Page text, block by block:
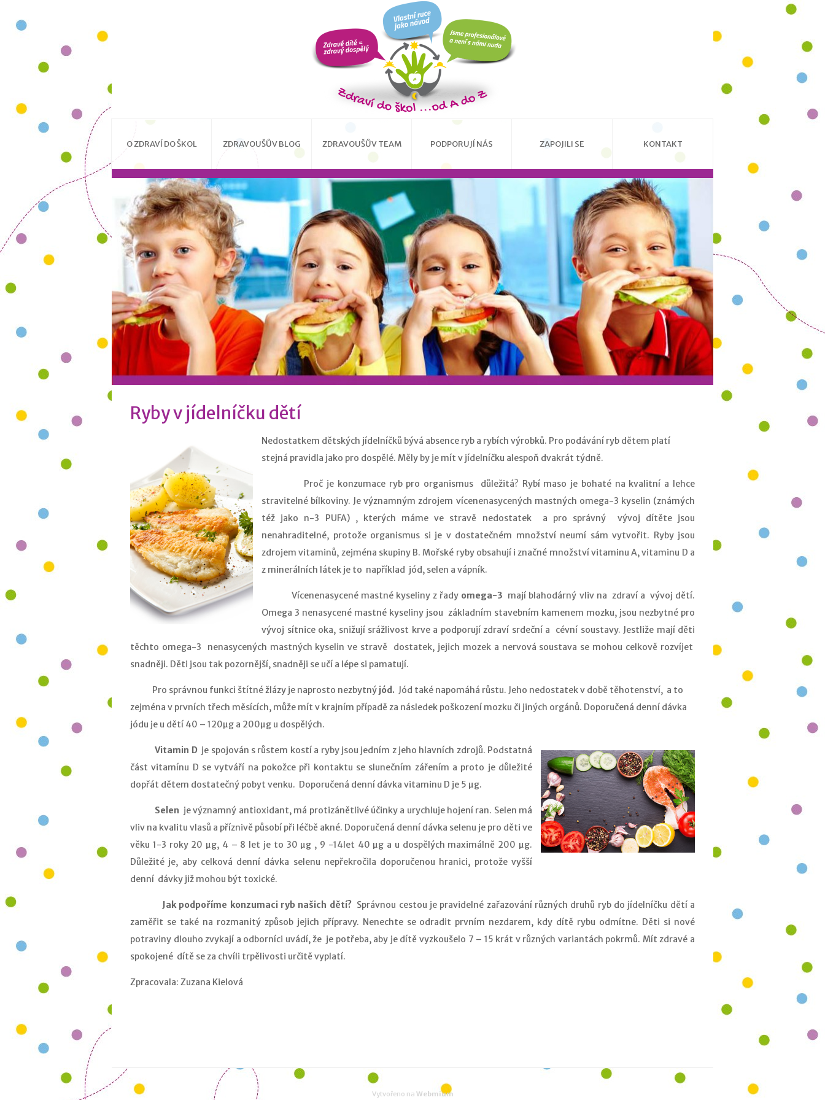
O ZDRAVÍ DO ŠKOL ZDRAVOUŠŮV BLOG ZDRAVOUŠŮV TEAM PODPORUJÍ NÁS ZAPOJILI SE KONTAKT
Ryby v jídelníčku dětí
Nedostatkem dětských jídelníčků bývá absence ryb a rybích výrobků. Pro podávání ryb dětem platí
stejná pravidla jako pro dospělé. Měly by je mít v jídelníčku alespoň dvakrát týdně.
Proč je konzumace ryb pro organismus důležitá? Rybí maso je bohaté na kvalitní a lehce
stravitelné bílkoviny. Je významným zdrojem vícenenasycených mastných omega-3 kyselin (známých
též jako n-3 PUFA) , kterých máme ve stravě nedostatek a pro správný vývoj dítěte jsou
nenahraditelné, protože organismus si je v dostatečném množství neumí sám vytvořit. Ryby jsou
zdrojem vitaminů, zejména skupiny B. Mořské ryby obsahují i značné množství vitaminu A, vitaminu D a
z minerálních látek je to například jód, selen a vápník.
Vícenenasycené mastné kyseliny z řady omega-3 mají blahodárný vliv na zdraví a vývoj dětí.
Omega 3 nenasycené mastné kyseliny jsou základním stavebním kamenem mozku, jsou nezbytné pro
vývoj sítnice oka, snižují srážlivost krve a podporují zdraví srdeční a cévní soustavy. Jestliže mají děti
těchto omega-3 nenasycených mastných kyselin ve stravě dostatek, jejich mozek a nervová soustava se mohou celkově rozvíjet
snadněji. Děti jsou tak pozornější, snadněji se učí a lépe si pamatují.
Pro správnou funkci štítné žlázy je naprosto nezbytný jód. Jód také napomáhá růstu. Jeho nedostatek v době těhotenství, a to
zejména v prvních třech měsících, může mít v krajním případě za následek poškození mozku či jiných orgánů. Doporučená denní dávka
jódu je u dětí 40 – 120µg a 200µg u dospělých.
Vitamin D je spojován s růstem kostí a ryby jsou jedním z jeho hlavních zdrojů. Podstatná
část vitamínu D se vytváří na pokožce při kontaktu se slunečním zářením a proto je důležité
dopřát dětem dostatečný pobyt venku. Doporučená denní dávka vitaminu D je 5 µg.
Selen je významný antioxidant, má protizánětlivé účinky a urychluje hojení ran. Selen má
vliv na kvalitu vlasů a příznivě působí při léčbě akné. Doporučená denní dávka selenu je pro děti ve
věku 1-3 roky 20 µg, 4 – 8 let je to 30 µg , 9 -14let 40 µg a u dospělých maximálně 200 µg.
Důležité je, aby celková denní dávka selenu nepřekročila doporučenou hranici, protože vyšší
denní dávky již mohou být toxické.
Jak podpoříme konzumaci ryb našich dětí? Správnou cestou je pravidelné zařazování různých druhů ryb do jídelníčku dětí a
zaměřit se také na rozmanitý způsob jejich přípravy. Nenechte se odradit prvním nezdarem, kdy dítě rybu odmítne. Děti si nové
potraviny dlouho zvykají a odborníci uvádí, že je potřeba, aby je dítě vyzkoušelo 7 – 15 krát v různých variantách pokrmů. Mít zdravé a
spokojené dítě se za chvíli trpělivosti určitě vyplatí.
Zpracovala: Zuzana Kielová
Vytvořeno na Webmium